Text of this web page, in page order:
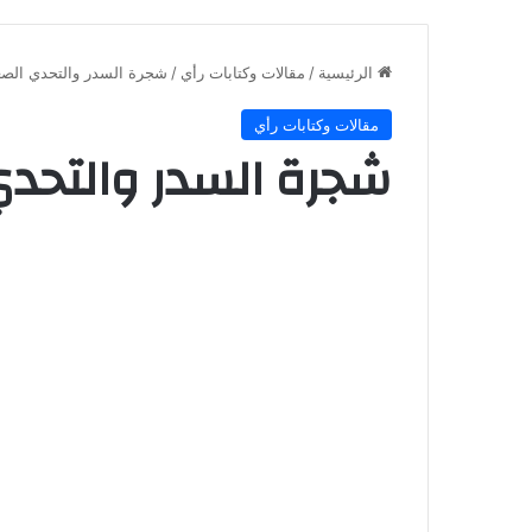
الرئيسية / مقالات وكتابات رأي / شجرة السدر والتحدي
مقالات وكتابات رأي
شجرة السدر